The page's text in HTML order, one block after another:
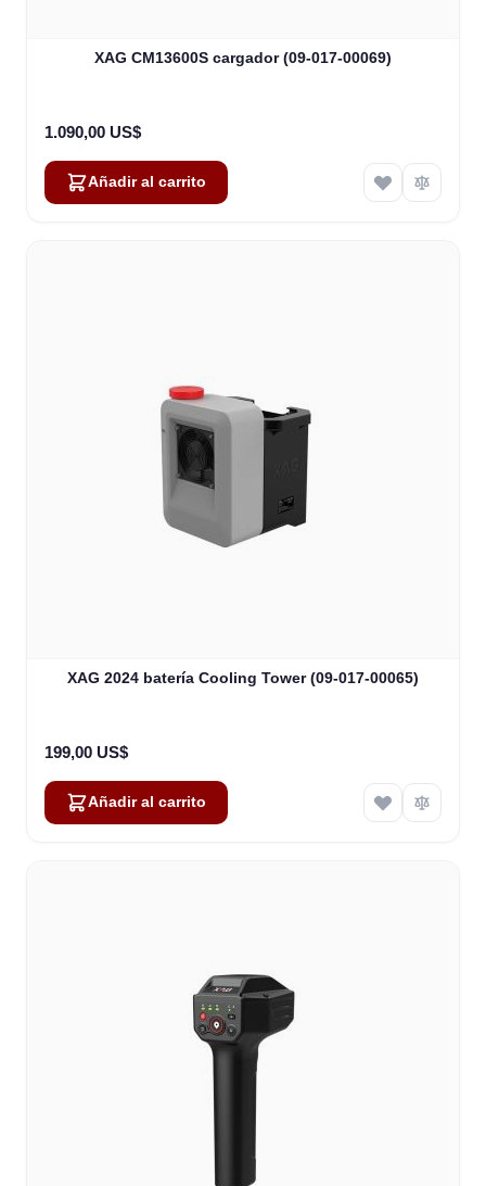
XAG CM13600S cargador (09-017-00069)
1.090,00 US$
Añadir al carrito
XAG 2024 batería Cooling Tower (09-017-00065)
199,00 US$
Añadir al carrito